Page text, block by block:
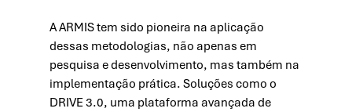
A ARMIS tem sido pioneira na aplicação
dessas metodologias, não apenas em
pesquisa e desenvolvimento, mas também na
implementação prática. Soluções como o
DRIVE 3.0, uma plataforma avançada de